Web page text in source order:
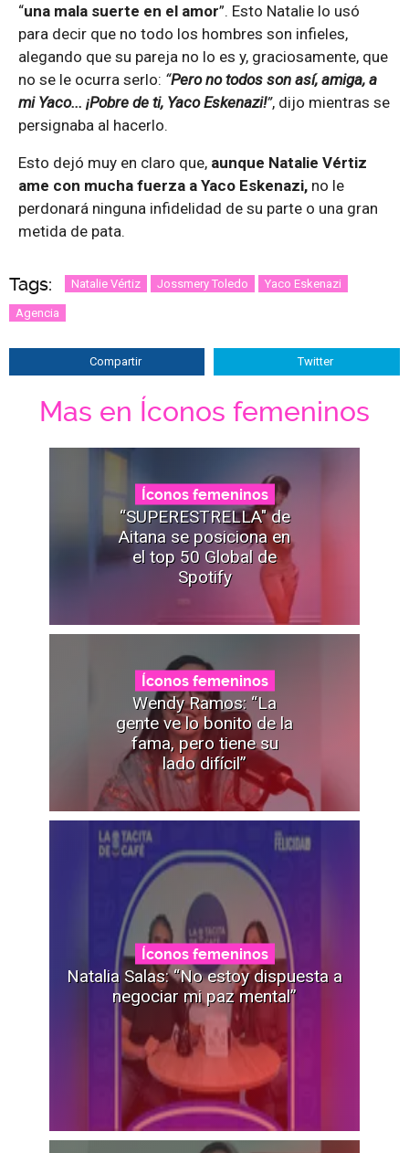
“una mala suerte en el amor”. Esto Natalie lo usó
para decir que no todo los hombres son infieles,
alegando que su pareja no lo es y, graciosamente, que
no se le ocurra serlo: “Pero no todos son así, amiga, a
mi Yaco... ¡Pobre de ti, Yaco Eskenazi!”, dijo mientras se
persignaba al hacerlo.
Esto dejó muy en claro que, aunque Natalie Vértiz
ame con mucha fuerza a Yaco Eskenazi, no le
perdonará ninguna infidelidad de su parte o una gran
metida de pata.
Tags: Natalie Vértiz Jossmery Toledo Yaco Eskenazi
Agencia
Compartir Twitter
Mas en Íconos femeninos
Íconos femeninos
“SUPERESTRELLA" de
Aitana se posiciona en
el top 50 Global de
Spotify
Íconos femeninos
Wendy Ramos: “La
gente ve lo bonito de la
fama, pero tiene su
lado difícil”
Íconos femeninos
Natalia Salas: “No estoy dispuesta a
negociar mi paz mental”